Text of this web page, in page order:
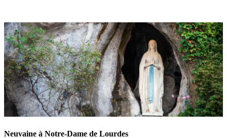
Neuvaine à Notre-Dame de Lourdes